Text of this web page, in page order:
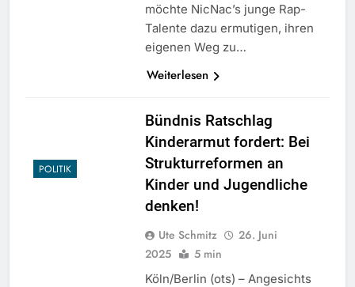
möchte NicNac’s junge Rap-
Talente dazu ermutigen, ihren
eigenen Weg zu…
Weiterlesen
POLITIK
Bündnis Ratschlag
Kinderarmut fordert: Bei
Strukturreformen an
Kinder und Jugendliche
denken!
Ute Schmitz
26. Juni
2025
5 min
Köln/Berlin (ots) – Angesichts